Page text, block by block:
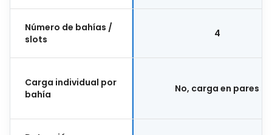
Número de bahías /
slots
4
Carga individual por
bahía
No, carga en pares